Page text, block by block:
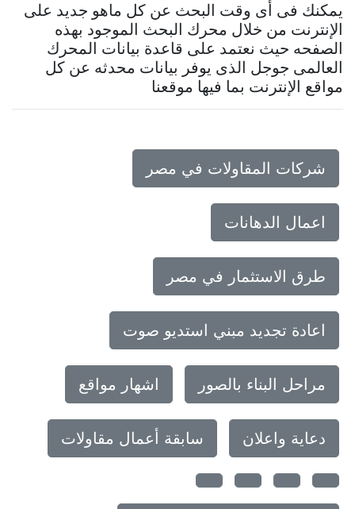
يمكنك فى أى وقت البحث عن كل ماهو جديد على
الإنترنت من خلال محرك البحث الموجود بهذه
الصفحه حيث نعتمد على قاعدة بيانات المحرك
العالمى جوجل الذى يوفر بيانات محدثه عن كل
مواقع الإنترنت بما فيها موقعنا
شركات المقاولات في مصر
اعمال الدهانات
طرق الاستثمار في مصر
اعادة تجديد مبني استديو صوت
مراحل البناء بالصور اشهار مواقع
دعاية واعلان سابقة أعمال مقاولات